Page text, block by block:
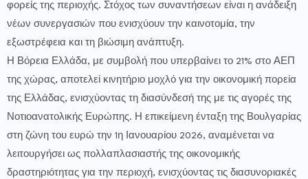
φορείς της περιοχής. Στόχος των συναντήσεων είναι η ανάδειξη
νέων συνεργασιών που ενισχύουν την καινοτομία, την
εξωστρέφεια και τη βιώσιμη ανάπτυξη.
Η Βόρεια Ελλάδα, με συμβολή που υπερβαίνει το 21% στο ΑΕΠ
της χώρας, αποτελεί κινητήριο μοχλό για την οικονομική πορεία
της Ελλάδας, ενισχύοντας τη διασύνδεσή της με τις αγορές της
Νοτιοανατολικής Ευρώπης. Η επικείμενη ένταξη της Βουλγαρίας
στη ζώνη του ευρώ την 1η Ιανουαρίου 2026, αναμένεται να
λειτουργήσει ως πολλαπλασιαστής της οικονομικής
δραστηριότητας για την περιοχή, ενισχύοντας τις διασυνοριακές